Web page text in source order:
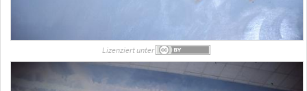
Lizenziert unter